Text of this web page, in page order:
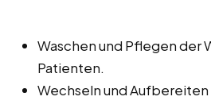
Waschen und Pflegen der
Patienten.
Wechseln und